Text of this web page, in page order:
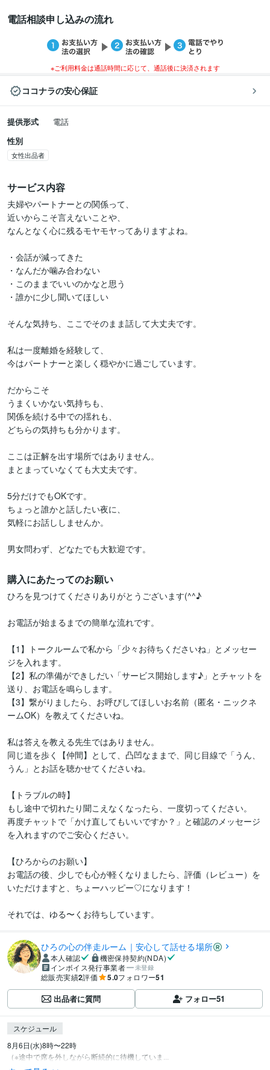
電話相談申し込みの流れ
※ご利用料金は通話時間に応じて、通話後に決済されます
ココナラの安心保証
提供形式
電話
性別
女性出品者
サービス内容
夫婦やパートナーとの関係って、
近いからこそ言えないことや、
なんとなく心に残るモヤモヤってありますよね。
・会話が減ってきた
・なんだか噛み合わない
・このままでいいのかなと思う
・誰かに少し聞いてほしい
そんな気持ち、ここでそのまま話して大丈夫です。
私は一度離婚を経験して、
今はパートナーと楽しく穏やかに過ごしています。
だからこそ
うまくいかない気持ちも、
関係を続ける中での揺れも、
どちらの気持ちも分かります。
ここは正解を出す場所ではありません。
まとまっていなくても大丈夫です。
5分だけでもOKです。
ちょっと誰かと話したい夜に、
気軽にお話ししませんか。
男女問わず、どなたでも大歓迎です。
購入にあたってのお願い
ひろを見つけてくださりありがとうございます(^^♪
お電話が始まるまでの簡単な流れです。
【1】トークルームで私から「少々お待ちくださいね」とメッセー
ジを入れます。
【2】私の準備ができしだい「サービス開始します♪」とチャットを
送り、お電話を鳴らします。
【3】繋がりましたら、お呼びしてほしいお名前（匿名・ニックネ
ームOK）を教えてくださいね。
私は答えを教える先生ではありません。
同じ道を歩く【仲間】として、凸凹なままで、同じ目線で「うん、
うん」とお話を聴かせてくださいね。
【トラブルの時】
もし途中で切れたり聞こえなくなったら、一度切ってください。
再度チャットで「かけ直してもいいですか？」と確認のメッセージ
を入れますのでご安心ください。
【ひろからのお願い】
お電話の後、少しでも心が軽くなりましたら、評価（レビュー）を
いただけますと、ちょーハッピー♡になります！
それでは、ゆる〜くお待ちしています。
ひろの心の伴走ルーム｜安心して話せる場所
本人確認
機密保持契約(NDA)
インボイス発行事業者
未登録
総販売実績2評価 5.0フォロワー51
出品者に質問 フォロー51
スケジュール
8月6日(水)8時〜22時
（※途中で席を外しながら断続的に待機していま...